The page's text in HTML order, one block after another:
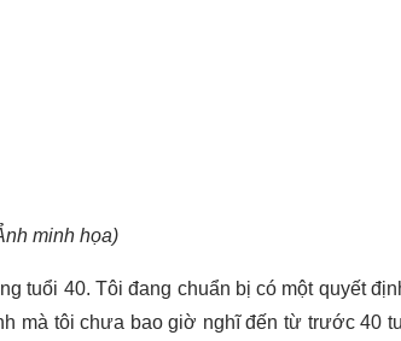
minh họa)
tuổi 40. Tôi đang chuẩn bị có một quyết
mà tôi chưa bao giờ nghĩ đến từ trước 40